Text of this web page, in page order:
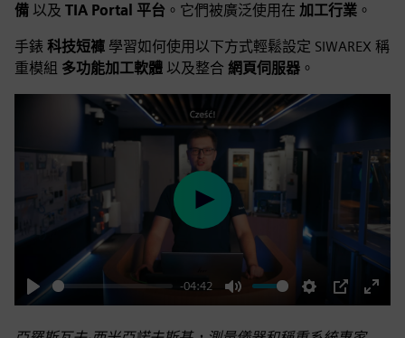
備 以及 TIA Portal 平台 。它們被廣泛使用在 加工行業 。
手錶 科技短褲 學習如何使用以下方式輕鬆設定 SIWAREX 稱
重模組 多功能加工軟體 以及整合 網頁伺服器 。
Play
-04:42
Mute Settings
PIP
Enter
Play